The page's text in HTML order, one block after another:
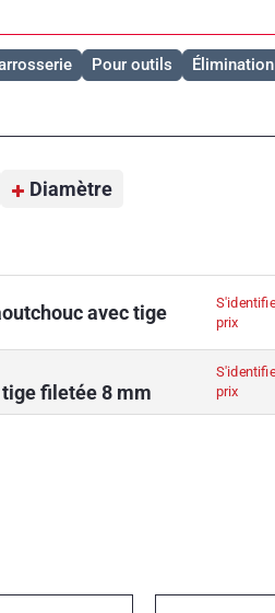
Pour outils Élimination
Diamètre
avec tige
prix
filetée 8 mm
prix